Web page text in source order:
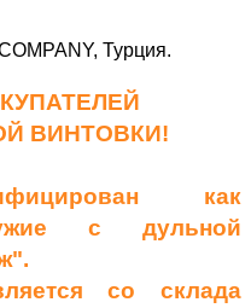
Турция.
ВИНТОВКИ!
как
с дульной
со склада